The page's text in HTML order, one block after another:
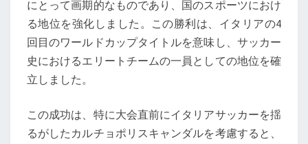
にとって画期的なものであり、国のスポーツにおけ
る地位を強化しました。この勝利は、イタリアの4
回目のワールドカップタイトルを意味し、サッカー
史におけるエリートチームの一員としての地位を確
立しました。
この成功は、特に大会直前にイタリアサッカーを揺
るがしたカルチョポリスキャンダルを考慮すると、